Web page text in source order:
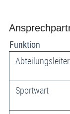
Funktion
Abteilungsleiter
Sportwart